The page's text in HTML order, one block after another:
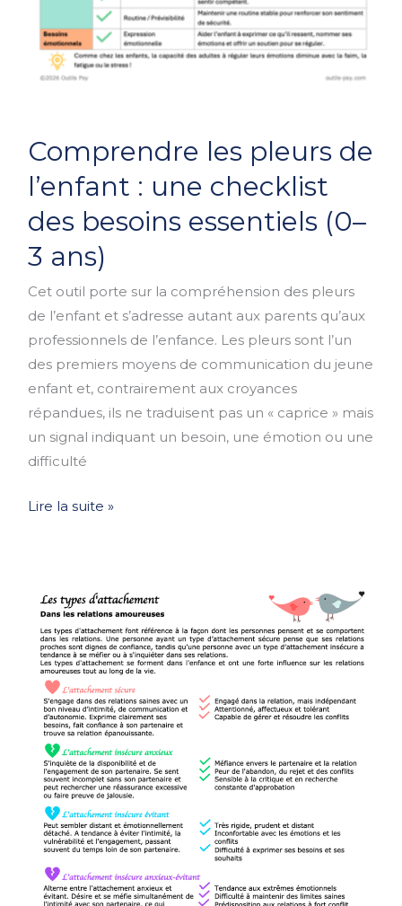
Comprendre les pleurs de
l’enfant : une checklist
des besoins essentiels (0–
3 ans)
Cet outil porte sur la compréhension des pleurs
de l’enfant et s’adresse autant aux parents qu’aux
professionnels de l’enfance. Les pleurs sont l’un
des premiers moyens de communication du jeune
enfant et, contrairement aux croyances
répandues, ils ne traduisent pas un « caprice » mais
un signal indiquant un besoin, une émotion ou une
difficulté
les
pleurs
de
l’enfant
:
une
checklist
des
besoins
essentiels
(0–
3
ans)
Lire la suite »